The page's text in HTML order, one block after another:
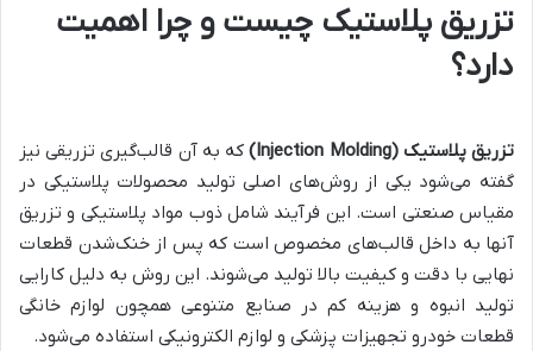
تزریق پلاستیک چیست و چرا اهمیت
دارد؟
تزریق پلاستیک (Injection Molding)
که به آن قالب‌گیری تزریقی نیز
گفته می‌شود یکی از روش‌های اصلی تولید محصولات پلاستیکی در
مقیاس صنعتی است. این فرآیند شامل ذوب مواد پلاستیکی و تزریق
آنها به داخل قالب‌های مخصوص است که پس از خنک‌شدن قطعات
نهایی با دقت و کیفیت بالا تولید می‌شوند. این روش به دلیل کارایی
تولید انبوه و هزینه‌ کم در صنایع متنوعی همچون لوازم خانگی
قطعات خودرو تجهیزات پزشکی و لوازم الکترونیکی استفاده می‌شود.